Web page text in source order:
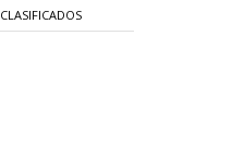
CLASIFICADOS